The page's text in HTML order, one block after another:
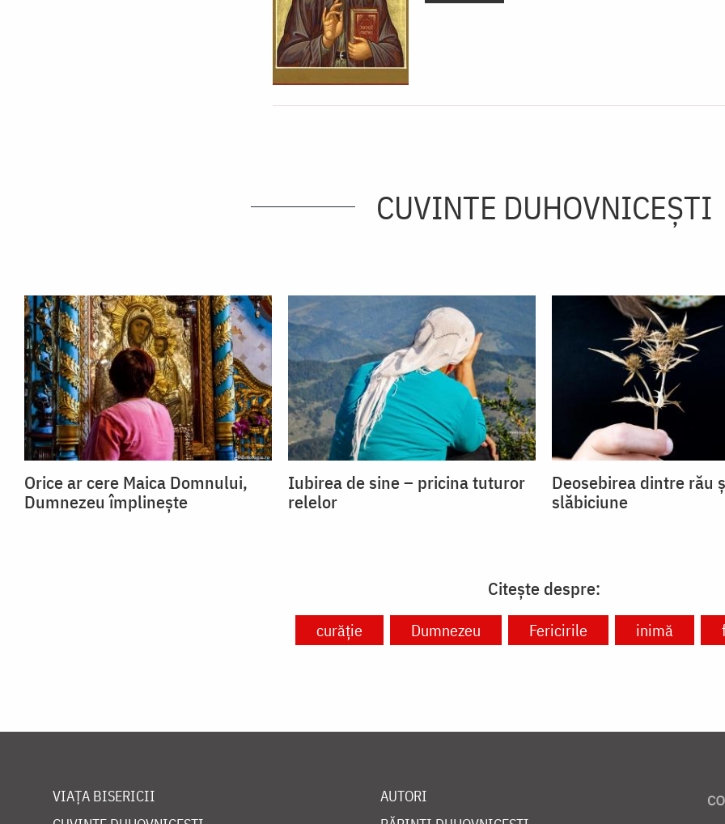
CUVINTE DUHOVNICEȘTI
Orice ar cere Maica Domnului,
Dumnezeu împlinește
Iubirea de sine – pricina tuturor
relelor
Deosebirea dintre rău
slăbiciune
Citește despre:
curăție Dumnezeu Fericirile inimă
VIAȚA BISERICII
AUTORI